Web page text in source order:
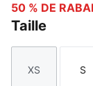
50 % DE
Taille
Taille
XS S